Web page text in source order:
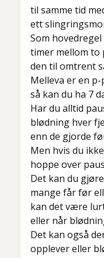
til samme tid
ett
Som
timer mellom to
den til omtrent
Melleva er en
så kan du ha 7
Har du alltid
blødning hver
enn de gjorde
Men hvis du
hoppe over
Det kan du
mange får før
kan det være
eller når
Det kan også
opplever eller